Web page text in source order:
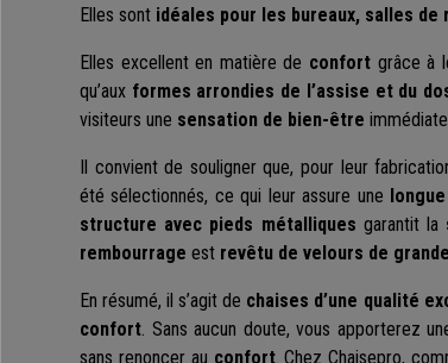
Elles sont idéales pour les bureaux, salles de
Elles excellent en matière de confort grâce à
qu’aux formes arrondies de l’assise et du
visiteurs une sensation de bien-être
Il convient de souligner que, pour leur
été sélectionnés, ce qui leur assure une
structure avec pieds métalliques garantit la
rembourrage est revêtu de velours de
En résumé, il s’agit de chaises d’une qualité
confort. Sans aucun doute, vous apporterez
sans renoncer au confort. Chez Chaisepro,